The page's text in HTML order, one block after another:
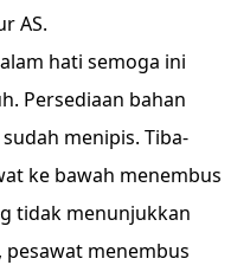
AS.
hati semoga ini
Persediaan bahan
menipis. Tiba-
ke bawah menembus
tidak menunjukkan
pesawat menembus